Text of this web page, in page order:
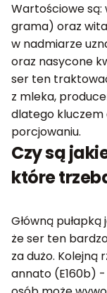
Wartościowe są:
grama) oraz
w nadmiarze
oraz nasycone
ser ten
z mleka,
dlatego kluczem
porcjowaniu.
Czy są
które
Główną
że ser ten
za dużo.
annato (E160b)